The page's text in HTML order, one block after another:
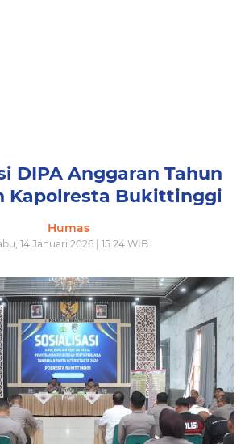
DIPA Anggaran Tahun
Kapolresta Bukittinggi
Humas
14 Januari 2026 | 15:24 WIB